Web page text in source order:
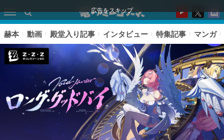
広告をスキップ
赫本 動画 殿堂入り記事 インタビュー 特集記事 マンガ